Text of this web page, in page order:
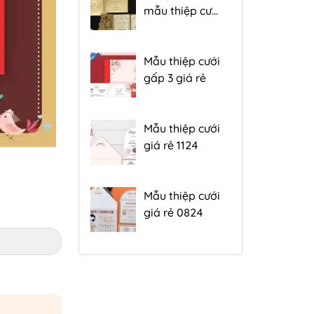
mẫu thiệp cưới
Mẫu thiệp cưới
gấp 3 giá rẻ
Mẫu thiệp cưới
giá rẻ 1124
Mẫu thiệp cưới
giá rẻ 0824